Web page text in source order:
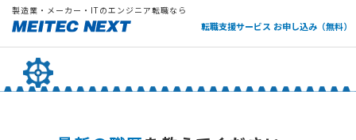
製造業・メーカー・ITのエンジニア転職なら
転職支援サービス お申し込み（無料）